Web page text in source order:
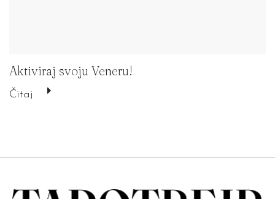
Aktiviraj svoju Veneru!
Čitaj